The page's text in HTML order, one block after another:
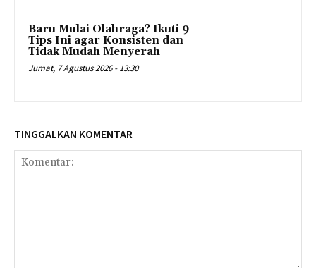
Baru Mulai Olahraga? Ikuti 9
Tips Ini agar Konsisten dan
Tidak Mudah Menyerah
Jumat, 7 Agustus 2026 - 13:30
TINGGALKAN KOMENTAR